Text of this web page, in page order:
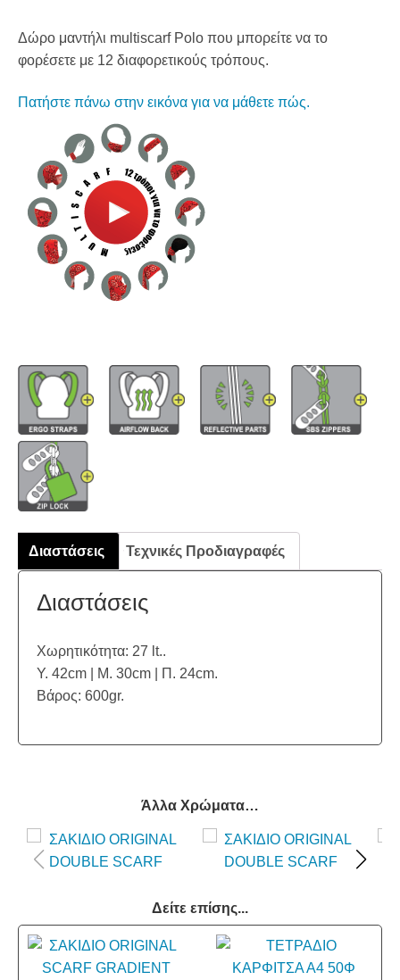
Δώρο μαντήλι multiscarf Polo που μπορείτε να το
φορέσετε με 12 διαφορετικούς τρόπους.
Πατήστε πάνω στην εικόνα για να μάθετε πώς.
Διαστάσεις Τεχνικές Προδιαγραφές
Διαστάσεις
Χωρητικότητα: 27 lt..
Υ. 42cm | Μ. 30cm | Π. 24cm.
Βάρος: 600gr.
Άλλα Χρώματα…
Δείτε επίσης...